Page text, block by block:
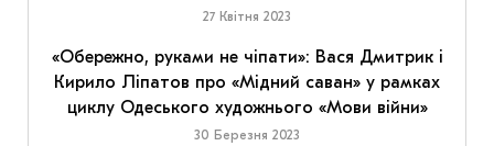
27 Квітня 2023
«Обережно, руками не чіпати»: Вася Дмитрик і
Кирило Ліпатов про «Мідний саван» у рамках
циклу Одеського художнього «Мови війни»
30 Березня 2023